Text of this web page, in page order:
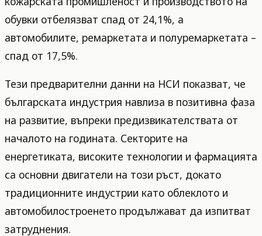
обувки отбелязват спад от 24,1%, а
автомобилите, ремаркетата и полуремаркетата –
спад от 17,5%.
Тези предварителни данни на НСИ показват, че
българската индустрия навлиза в позитивна фаза
на развитие, въпреки предизвикателствата от
началото на годината. Секторите на
енергетиката, високите технологии и фармацията
са основни двигатели на този ръст, докато
традиционните индустрии като облеклото и
автомобилостроенето продължават да изпитват
затруднения.